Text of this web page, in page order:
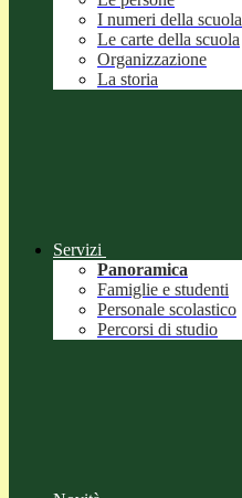
I numeri della scuola
Le carte della scuola
Organizzazione
La storia
Servizi
Panoramica
Famiglie e studenti
Personale scolastico
Percorsi di studio